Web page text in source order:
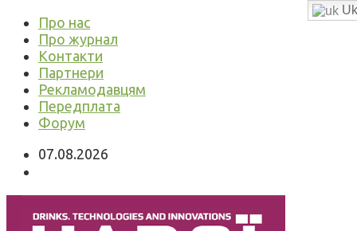
Про нас
Про журнал
Контакти
Партнери
Рекламодавцям
Передплата
Форум
07.08.2026